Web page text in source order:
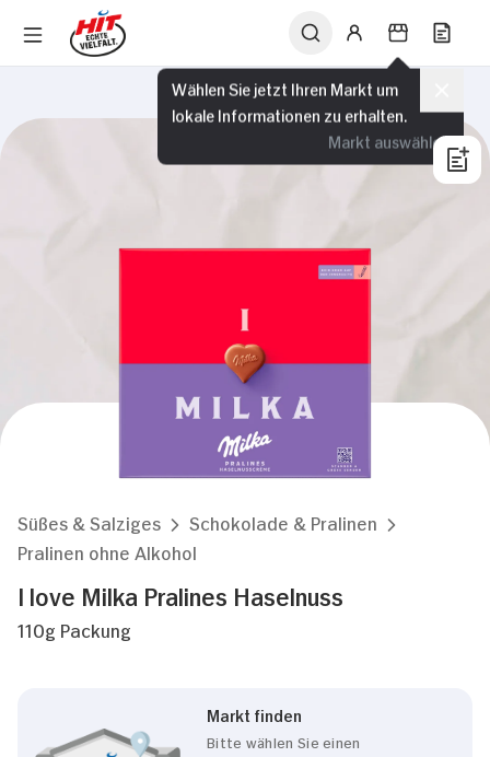
Wählen Sie jetzt Ihren Markt um
lokale Informationen zu erhalten.
Markt auswählen
Süßes & Salziges
Schokolade & Pralinen
Pralinen ohne Alkohol
I love Milka Pralines Haselnuss
110g Packung
Markt finden
Bitte wählen Sie einen